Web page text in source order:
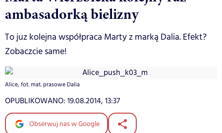
ambasadorką bielizny
To juz kolejna współpraca Marty z marką Dalia. Efekt?
Zobaczcie same!
Alice, fot. mat. prasowe Dalia
OPUBLIKOWANO: 19.08.2014, 13:37
Obserwuj nas w Google